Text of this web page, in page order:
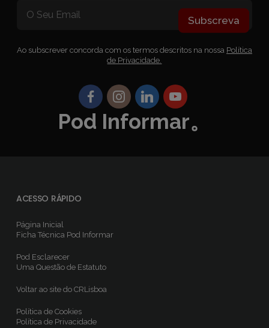
Subscreva
Ao subscrever concorda com os termos descritos na nossa Política
de Privacidade.
Pod Informar。
ACESSO RÁPIDO
Página Inicial
Ficha TécnicaPod Informar
Pod Esclarecer
Uma Questão de Estatuto
Voltar ao site do CRLisboa
Política de Cookies
Política de Privacidade